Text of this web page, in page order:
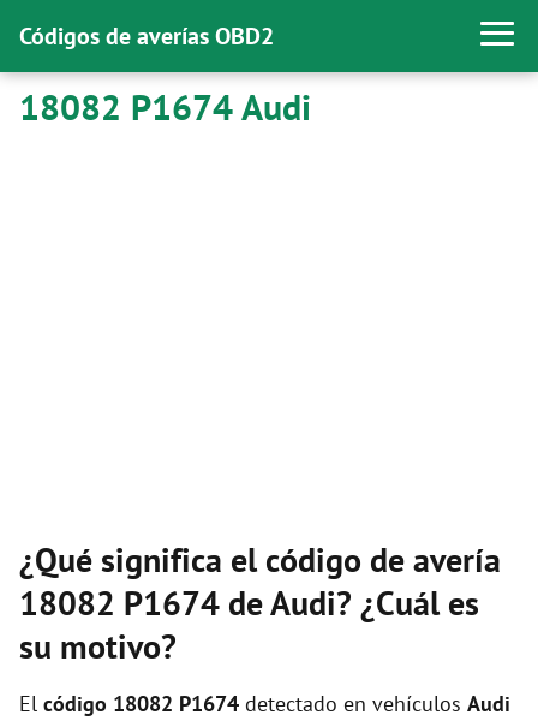
Códigos de averías OBD2
18082 P1674 Audi
¿Qué significa el código de avería
18082 P1674 de Audi? ¿Cuál es
su motivo?
El código 18082 P1674 detectado en vehículos Audi